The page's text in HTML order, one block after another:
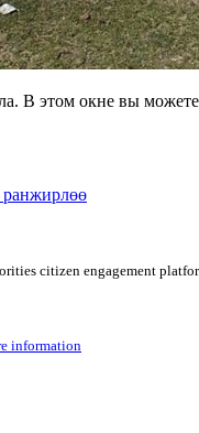
В этом окне вы
citizen engagement
information